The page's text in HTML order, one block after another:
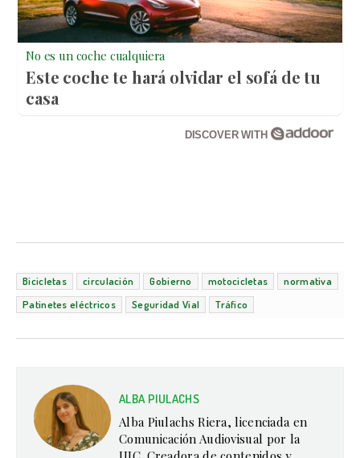
No es un coche cualquiera
Este coche te hará olvidar el sofá de tu
casa
DISCOVER WITH
Bicicletas circulación Gobierno motocicletas
normativa
Patinetes eléctricos
Seguridad Vial Tráfico
ALBA PIULACHS
Alba Piulachs Riera, licenciada en
Comunicación Audiovisual por la